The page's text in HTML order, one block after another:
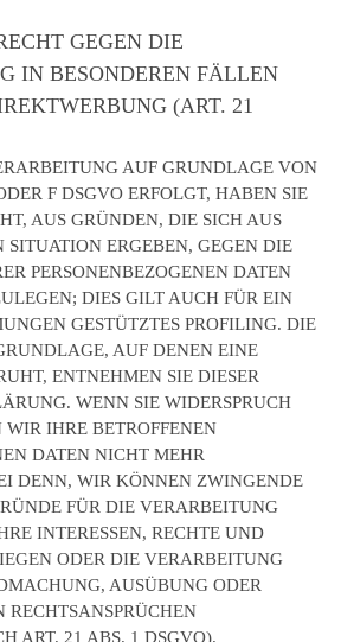
GEGEN DIE
IN BESONDEREN FÄLLEN
(ART. 21
AUF GRUNDLAGE VON
F DSGVO ERFOLGT, HABEN SIE
AUS GRÜNDEN, DIE SICH AUS
SITUATION ERGEBEN, GEGEN DIE
PERSONENBEZOGENEN DATEN
DIES GILT AUCH FÜR EIN
GESTÜTZTES PROFILING. DIE
AUF DENEN EINE
ENTNEHMEN SIE DIESER
WENN SIE WIDERSPRUCH
IHRE BETROFFENEN
DATEN NICHT MEHR
DENN, WIR KÖNNEN ZWINGENDE
FÜR DIE VERARBEITUNG
INTERESSEN, RECHTE UND
ODER DIE VERARBEITUNG
AUSÜBUNG ODER
ART. 21 ABS. 1 DSGVO).